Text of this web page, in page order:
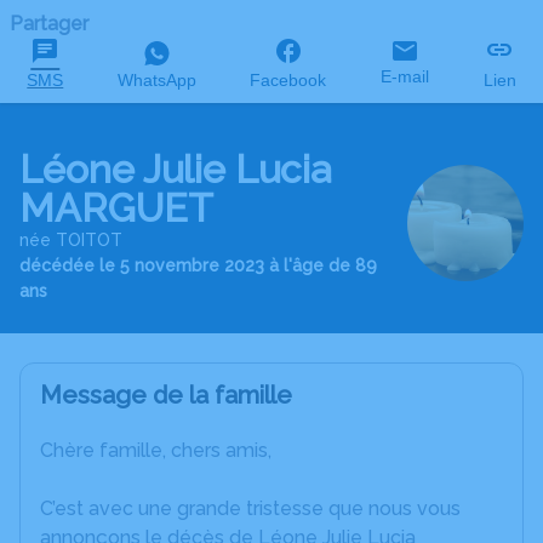
Partager
SMS WhatsApp Facebook E-mail Lien
Léone Julie Lucia
MARGUET
née TOITOT
décédée le 5 novembre 2023 à l'âge de 89
ans
Message de la famille
Chère famille, chers amis,
C’est avec une grande tristesse que nous vous
annonçons le décès de Léone Julie Lucia